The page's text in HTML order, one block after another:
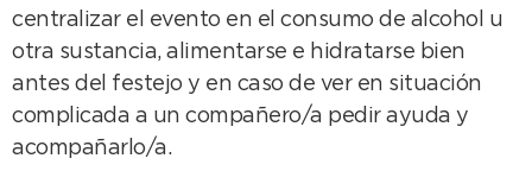
centralizar el evento en el consumo de alcohol u
otra sustancia, alimentarse e hidratarse bien
antes del festejo y en caso de ver en situación
complicada a un compañero/a pedir ayuda y
acompañarlo/a.